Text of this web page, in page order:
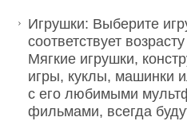
Игрушки: Выберите
соответствует
Мягкие игрушки,
игры, куклы, машинки
с его любимыми
фильмами, всегда